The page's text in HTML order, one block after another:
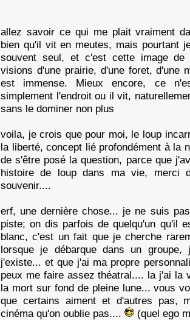
allez savoir ce qui me plait vraiment
bien qu'il vit en meutes, mais pourtant
souvent seul, et c'est cette image
visions d'une prairie, d'une foret, d'une
est immense. Mieux encore, ce
simplement l'endroit ou il vit,
sans le dominer non plus
voila, je crois que pour moi, le loup
la liberté, concept lié profondément à la
de s'être posé la question, parce que
histoire de loup dans ma vie, merci
souvenir....
erf, une dernière chose... je ne suis
piste; on dis parfois de quelqu'un qu'il
blanc, c'est un fait que je cherche
lorsque je débarque dans un groupe,
j'existe... et que j'ai ma propre
peux me faire assez théatral.... la j'ai la
la mort sur fond de pleine lune... vous
que certains aiment et d'autres pas,
cinéma qu'on oublie pas....
(quel ego